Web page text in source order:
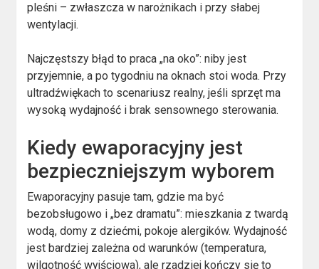
pleśni – zwłaszcza w narożnikach i przy słabej
wentylacji.
Najczęstszy błąd to praca „na oko”: niby jest
przyjemnie, a po tygodniu na oknach stoi woda. Przy
ultradźwiękach to scenariusz realny, jeśli sprzęt ma
wysoką wydajność i brak sensownego sterowania.
Kiedy ewaporacyjny jest
bezpieczniejszym wyborem
Ewaporacyjny pasuje tam, gdzie ma być
bezobsługowo i „bez dramatu”: mieszkania z twardą
wodą, domy z dziećmi, pokoje alergików. Wydajność
jest bardziej zależna od warunków (temperatura,
wilgotność wyjściowa), ale rzadziej kończy się to